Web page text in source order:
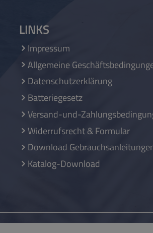
LINKS
Impressum
Allgemeine
Datenschutzerklärung
Batteriegesetz
Versand-und-
Widerrufsrecht & Formular
Download
Katalog-Download